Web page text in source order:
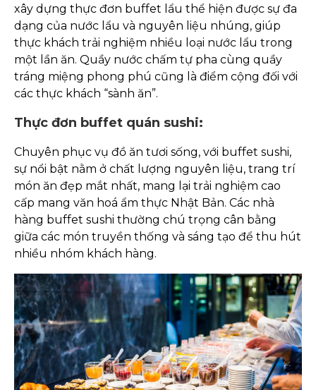
xây dựng thực đơn buffet lẩu thể hiện được sự đa
dạng của nước lẩu và nguyên liệu nhúng, giúp
thực khách trải nghiệm nhiều loại nước lẩu trong
một lần ăn. Quầy nước chấm tự pha cùng quầy
tráng miệng phong phú cũng là điểm cộng đối với
các thực khách “sành ăn”.
Thực đơn buffet quán sushi:
Chuyên phục vụ đồ ăn tươi sống, với buffet sushi,
sự nổi bật nằm ở chất lượng nguyên liệu, trang trí
món ăn đẹp mắt nhất, mang lại trải nghiệm cao
cấp mang văn hoá ẩm thực Nhật Bản. Các nhà
hàng buffet sushi thường chú trọng cân bằng
giữa các món truyền thống và sáng tạo để thu hút
nhiều nhóm khách hàng.